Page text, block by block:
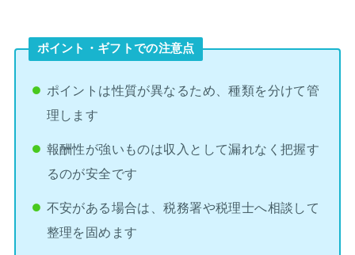
ポイント・ギフトでの注意点
ポイントは性質が異なるため、種類を分けて管
理します
報酬性が強いものは収入として漏れなく把握す
るのが安全です
不安がある場合は、税務署や税理士へ相談して
整理を固めます